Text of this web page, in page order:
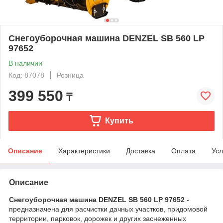
Снегоуборочная машина DENZEL SB 560 LP
97652
В наличии
Код: 87078
Розница
399 550 ₸
Купить
Описание Характеристики Доставка Оплата
Описание
Снегоуборочная машина DENZEL SB 560 LP 97652 -
предназначена для расчистки дачных участков, придомовой
территории, парковок, дорожек и других заснеженных